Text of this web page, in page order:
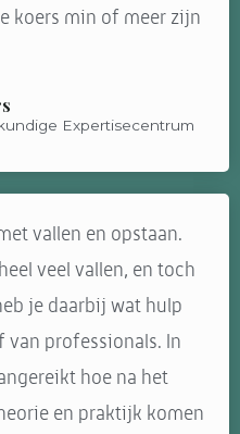
koers min of meer zijn
Expertisecentrum
vallen en opstaan.
veel vallen, en toch
je daarbij wat hulp
professionals. In
hoe na het
en praktijk komen